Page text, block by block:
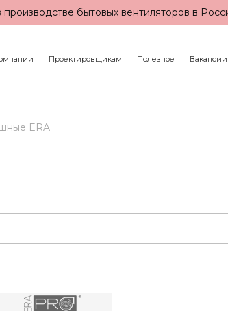
бытовых вентиляторов в
Проектировщикам Полезное Вакансии
ERA